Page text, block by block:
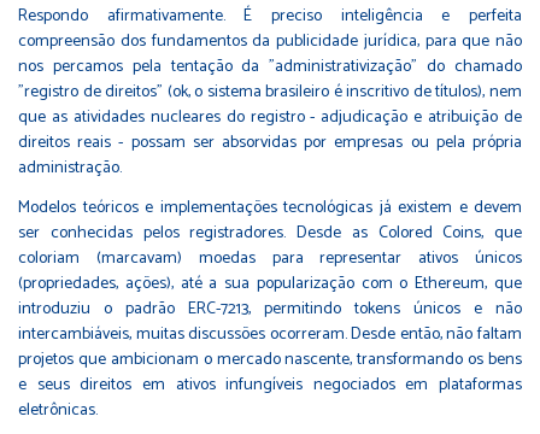
Respondo afirmativamente. É preciso inteligência e perfeita
compreensão dos fundamentos da publicidade jurídica, para que não
nos percamos pela tentação da "administrativização" do chamado
"registro de direitos" (ok, o sistema brasileiro é inscritivo de títulos), nem
que as atividades nucleares do registro - adjudicação e atribuição de
direitos reais - possam ser absorvidas por empresas ou pela própria
administração.
Modelos teóricos e implementações tecnológicas já existem e devem
ser conhecidas pelos registradores. Desde as Colored Coins, que
coloriam (marcavam) moedas para representar ativos únicos
(propriedades, ações), até a sua popularização com o Ethereum, que
introduziu o padrão ERC-7213, permitindo tokens únicos e não
intercambiáveis, muitas discussões ocorreram. Desde então, não faltam
projetos que ambicionam o mercado nascente, transformando os bens
e seus direitos em ativos infungíveis negociados em plataformas
eletrônicas.